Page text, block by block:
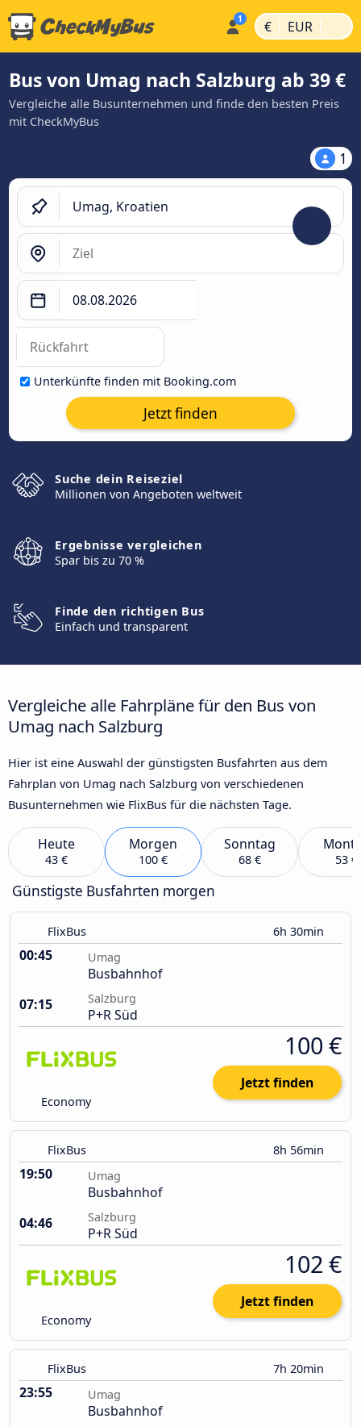
€ | EUR |
Bus von Umag nach Salzburg ab 39 €
Vergleiche alle Busunternehmen und finde den besten Preis
mit CheckMyBus
1
Unterkünfte finden mit Booking.com
Jetzt finden
Suche dein Reiseziel
Millionen von Angeboten weltweit
Ergebnisse vergleichen
Spar bis zu 70 %
Finde den richtigen Bus
Einfach und transparent
Vergleiche alle Fahrpläne für den Bus von
Umag nach Salzburg
Hier ist eine Auswahl der günstigsten Busfahrten aus dem
Fahrplan von Umag nach Salzburg von verschiedenen
Busunternehmen wie FlixBus für die nächsten Tage.
Heute
43 €
Morgen
100 €
Sonntag
68 € 53 €
Günstigste Busfahrten morgen
FlixBus 6h 30min
00:45 Umag
Busbahnhof
07:15
Salzburg
P+R Süd
Economy
100 €
Jetzt finden
FlixBus 8h 56min
19:50 Umag
Busbahnhof
04:46
Salzburg
P+R Süd
Economy
102 €
Jetzt finden
FlixBus 7h 20min
23:55 Umag
Busbahnhof